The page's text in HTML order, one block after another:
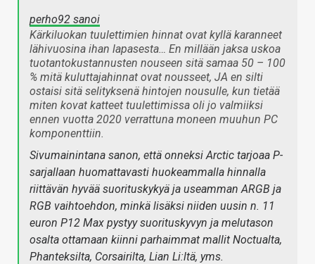
perho92 sanoi
Kärkiluokan tuulettimien hinnat ovat kyllä karanneet
lähivuosina ihan lapasesta… En millään jaksa uskoa
tuotantokustannusten nouseen sitä samaa 50 – 100
% mitä kuluttajahinnat ovat nousseet, JA en silti
ostaisi sitä selityksenä hintojen nousulle, kun tietää
miten kovat katteet tuulettimissa oli jo valmiiksi
ennen vuotta 2020 verrattuna moneen muuhun PC
komponenttiin.
Sivumainintana sanon, että onneksi Arctic tarjoaa P-
sarjallaan huomattavasti huokeammalla hinnalla
riittävän hyvää suorituskykyä ja useamman ARGB ja
RGB vaihtoehdon, minkä lisäksi niiden uusin n. 11
euron P12 Max pystyy suorituskyvyn ja melutason
osalta ottamaan kiinni parhaimmat mallit Noctualta,
Phanteksilta, Corsairilta, Lian Li:ltä, yms.